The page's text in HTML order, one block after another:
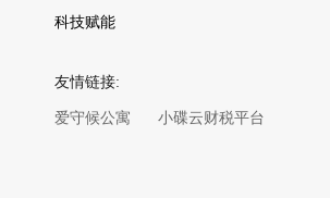
科技赋能
友情链接:
爱守候公寓 小碟云财税平台